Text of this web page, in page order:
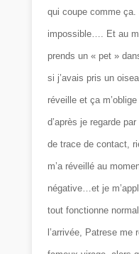
qui coupe comme
impossible…. Et au
prends un « pet »
si j’avais pris un
réveille et ça
d’après je regarde
de trace de contact,
m’a réveillé au
négative…et je
tout fonctionne
l’arrivée, Patrese